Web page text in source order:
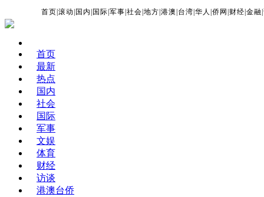
首页 |滚动 国内 国际 |军事 |社会 |地方 |港澳 台湾 |华人 |侨网 财经 |金融 |
首页
最新
热点
国内
社会
国际
军事
文娱
体育
财经
访谈
港澳台侨